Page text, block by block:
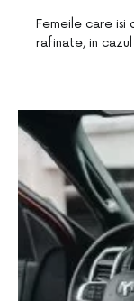
Femeile care isi
rafinate, in